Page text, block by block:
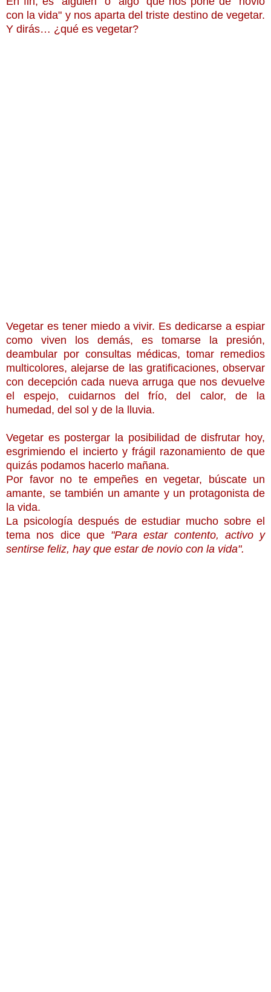
con la vida" y nos aparta del triste destino de vegetar.
Y dirás… ¿qué es vegetar?
Vegetar es tener miedo a vivir. Es dedicarse a espiar
como viven los demás, es tomarse la presión,
deambular por consultasmédicas, tomar remedios
multicolores, alejarse de las gratificaciones, observar
con decepción cada nueva arruga que nos devuelve
el espejo, cuidarnos del frío, del calor, de la
humedad, del sol y de la lluvia.
Vegetar es postergar la posibilidad de disfrutar hoy,
esgrimiendo el incierto y frágil razonamiento de que
quizás podamos hacerlo mañana.
Por favor no te empeñes en vegetar, búscate un
amante, se también un amante y un protagonista de
la vida.
La psicología después de estudiar mucho sobre el
tema nos dice que "Para estar contento, activo y
sentirse feliz, hay que estar de novio con la vida".